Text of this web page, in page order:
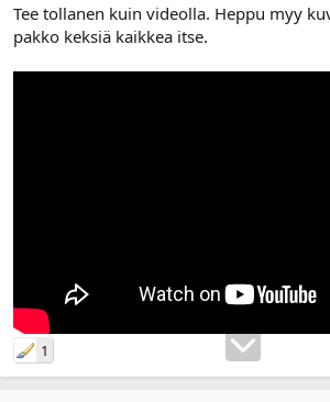
Tee tollanen kuin videolla. Heppu myy
pakko keksiä kaikkea itse.
1